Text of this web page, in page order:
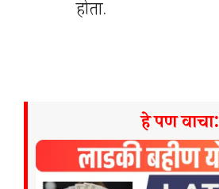
होता.
हे पण वाचा: